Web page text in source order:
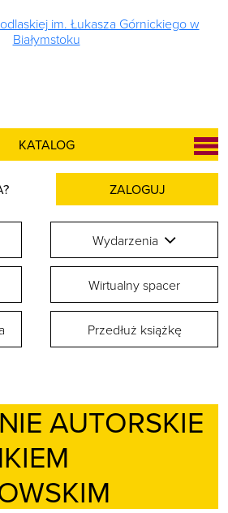
KATALOG
ZALOGUJ
Wydarzenia
Wirtualny spacer
Przedłuż książkę
AUTORSKIE